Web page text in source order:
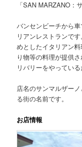
「SAN MARZANO：
バンセンビーチから
リアンレストランで
めとしたイタリアン
り物等の料理が提供さ
リバリーをやっている
店名のサンマルザー
る街の名前です。
お店情報